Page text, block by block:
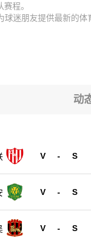
程。
迷朋友提供最新的体
动
V - S
V - S
V - S